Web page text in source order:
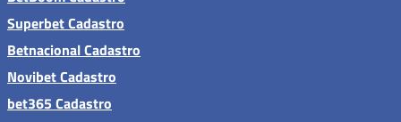
Superbet Cadastro
Betnacional Cadastro
Novibet Cadastro
bet365 Cadastro